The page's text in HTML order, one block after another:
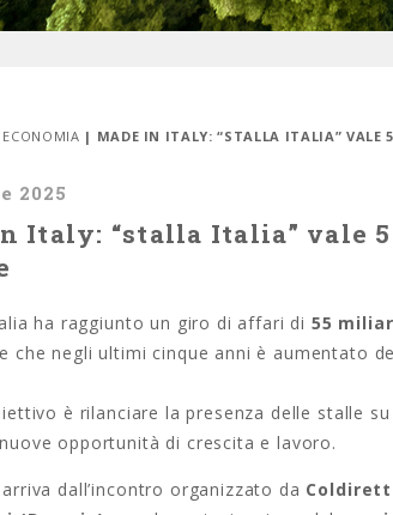
ECONOMIA | MADE IN ITALY: “STALLA ITALIA” VALE
2025
Italy: “stalla Italia” vale
ha raggiunto un giro di affari di 55
che negli ultimi cinque anni è aumentato
è rilanciare la presenza delle stalle
opportunità di crescita e lavoro.
arriva dall’incontro organizzato da